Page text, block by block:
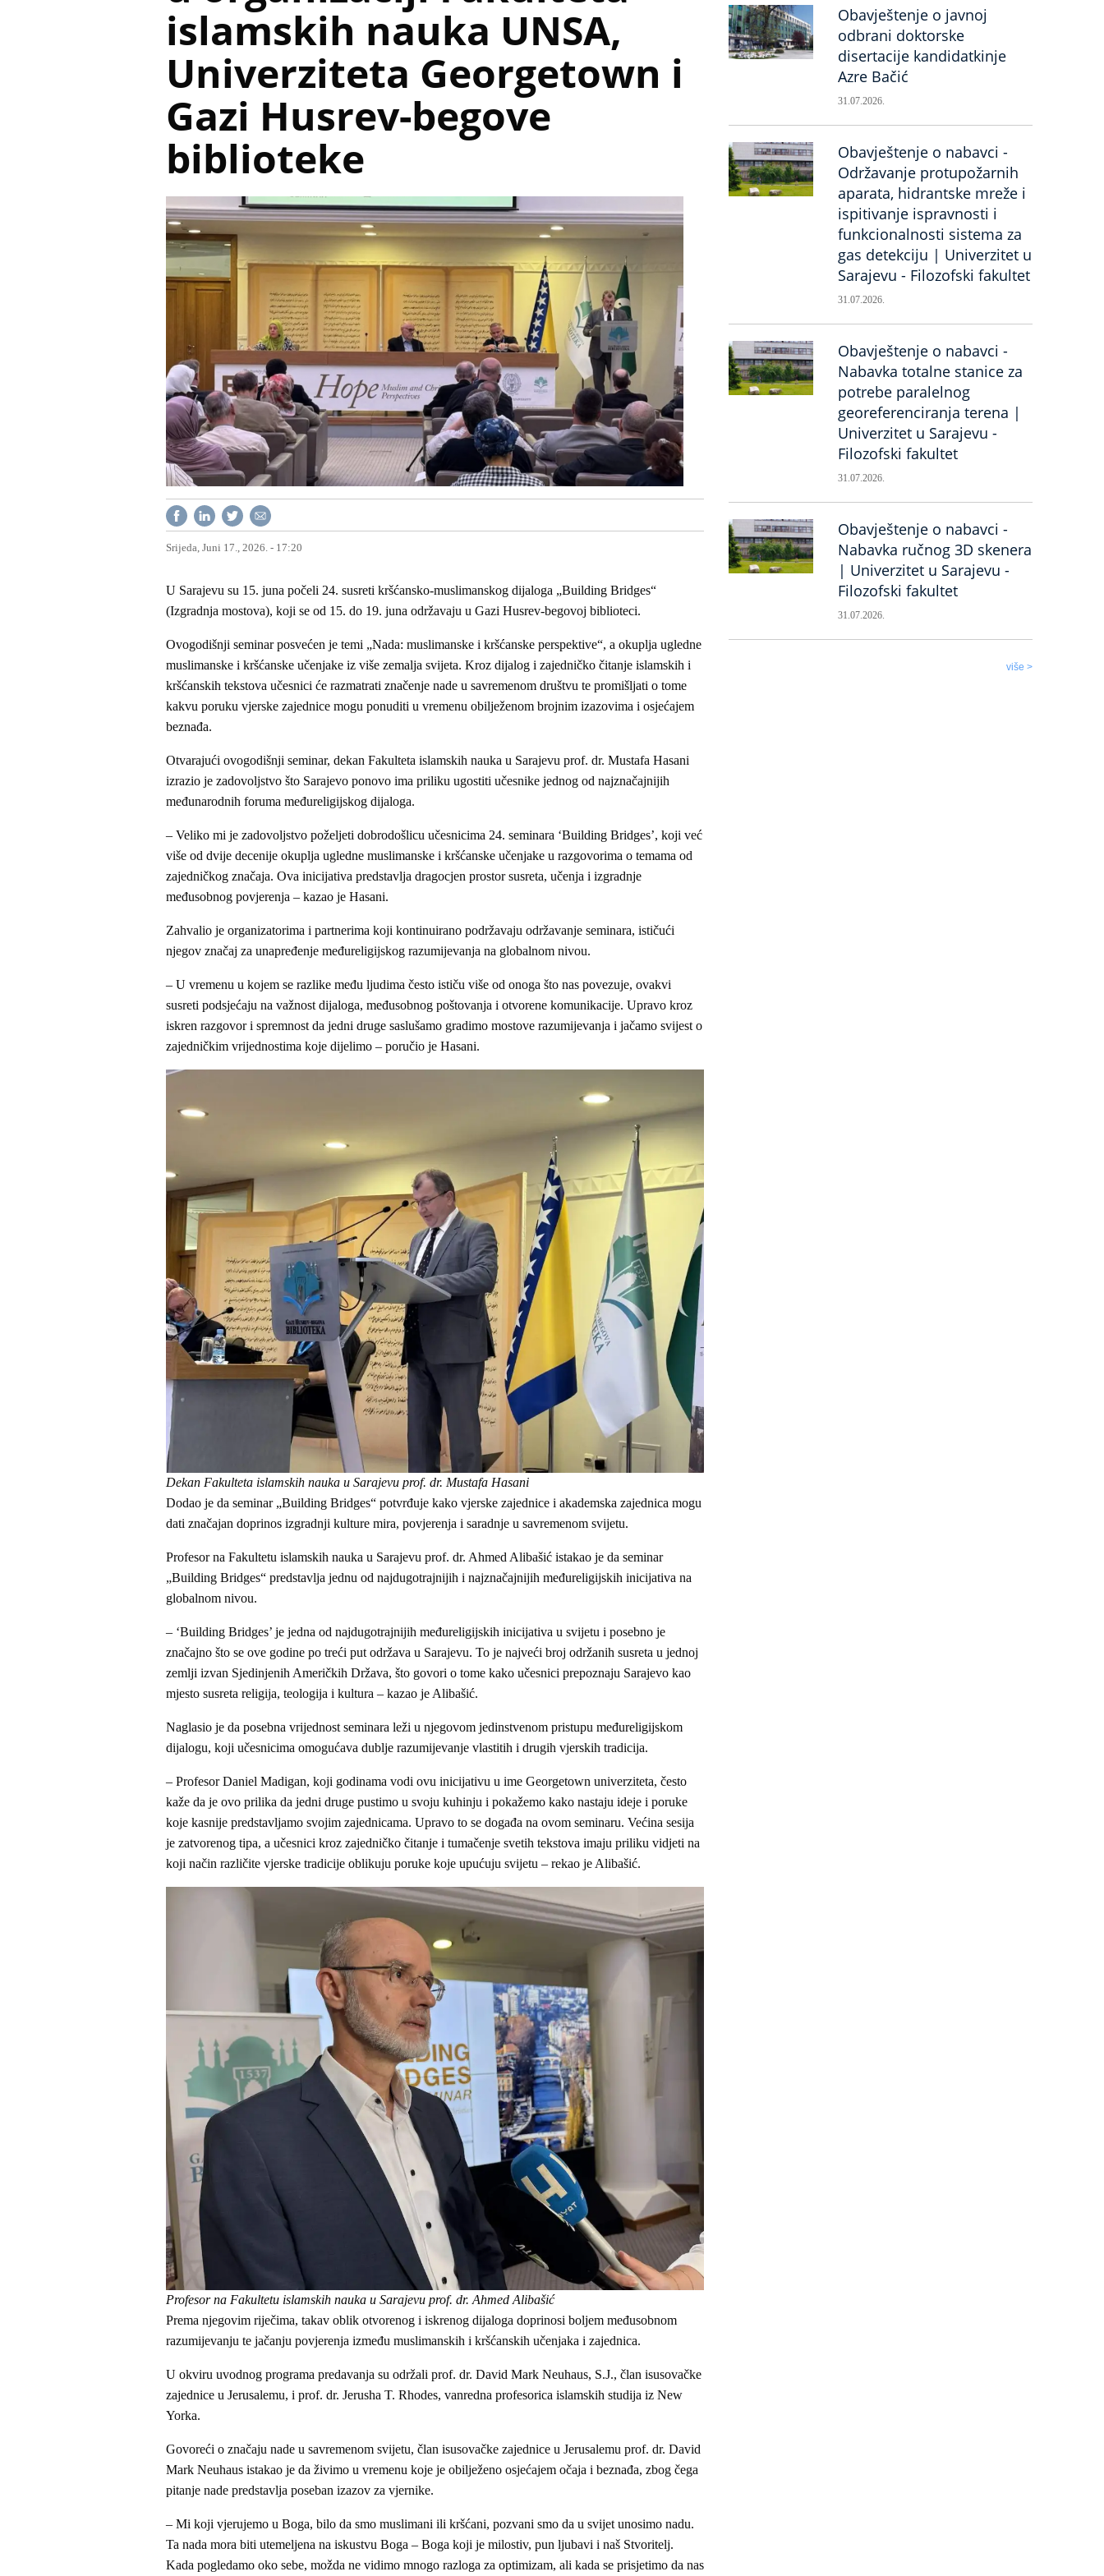
islamskih nauka UNSA,
Univerziteta Georgetown i
Gazi Husrev-begove
biblioteke
Srijeda, Juni 17., 2026. - 17:20
U Sarajevu su 15. juna počeli 24. susreti kršćansko-muslimanskog dijaloga „Building Bridges“
(Izgradnja mostova), koji se od 15. do 19. juna održavaju u Gazi Husrev-begovoj biblioteci.
Ovogodišnji seminar posvećen je temi „Nada: muslimanske i kršćanske perspektive“, a okuplja ugledne
muslimanske i kršćanske učenjake iz više zemalja svijeta. Kroz dijalog i zajedničko čitanje islamskih i
kršćanskih tekstova učesnici će razmatrati značenje nade u savremenom društvu te promišljati o tome
kakvu poruku vjerske zajednice mogu ponuditi u vremenu obilježenom brojnim izazovima i osjećajem
beznađa.
Otvarajući ovogodišnji seminar, dekan Fakulteta islamskih nauka u Sarajevu prof. dr. Mustafa Hasani
izrazio je zadovoljstvo što Sarajevo ponovo ima priliku ugostiti učesnike jednog od najznačajnijih
međunarodnih foruma međureligijskog dijaloga.
– Veliko mi je zadovoljstvo poželjeti dobrodošlicu učesnicima 24. seminara ‘Building Bridges’, koji već
više od dvije decenije okuplja ugledne muslimanske i kršćanske učenjake u razgovorima o temama od
zajedničkog značaja. Ova inicijativa predstavlja dragocjen prostor susreta, učenja i izgradnje
međusobnog povjerenja – kazao je Hasani.
Zahvalio je organizatorima i partnerima koji kontinuirano podržavaju održavanje seminara, ističući
njegov značaj za unapređenje međureligijskog razumijevanja na globalnom nivou.
– U vremenu u kojem se razlike među ljudima često ističu više od onoga što nas povezuje, ovakvi
susreti podsjećaju na važnost dijaloga, međusobnog poštovanja i otvorene komunikacije. Upravo kroz
iskren razgovor i spremnost da jedni druge saslušamo gradimo mostove razumijevanja i jačamo svijest o
zajedničkim vrijednostima koje dijelimo – poručio je Hasani.
Dekan Fakulteta islamskih nauka u Sarajevu prof. dr. Mustafa Hasani
Dodao je da seminar „Building Bridges“ potvrđuje kako vjerske zajednice i akademska zajednica mogu
dati značajan doprinos izgradnji kulture mira, povjerenja i saradnje u savremenom svijetu.
Profesor na Fakultetu islamskih nauka u Sarajevu prof. dr. Ahmed Alibašić istakao je da seminar
„Building Bridges“ predstavlja jednu od najdugotrajnijih i najznačajnijih međureligijskih inicijativa na
globalnom nivou.
– ‘Building Bridges’ je jedna od najdugotrajnijih međureligijskih inicijativa u svijetu i posebno je
značajno što se ove godine po treći put održava u Sarajevu. To je najveći broj održanih susreta u jednoj
zemlji izvan Sjedinjenih Američkih Država, što govori o tome kako učesnici prepoznaju Sarajevo kao
mjesto susreta religija, teologija i kultura – kazao je Alibašić.
Naglasio je da posebna vrijednost seminara leži u njegovom jedinstvenom pristupu međureligijskom
dijalogu, koji učesnicima omogućava dublje razumijevanje vlastitih i drugih vjerskih tradicija.
– Profesor Daniel Madigan, koji godinama vodi ovu inicijativu u ime Georgetown univerziteta, često
kaže da je ovo prilika da jedni druge pustimo u svoju kuhinju i pokažemo kako nastaju ideje i poruke
koje kasnije predstavljamo svojim zajednicama. Upravo to se događa na ovom seminaru. Većina sesija
je zatvorenog tipa, a učesnici kroz zajedničko čitanje i tumačenje svetih tekstova imaju priliku vidjeti na
koji način različite vjerske tradicije oblikuju poruke koje upućuju svijetu – rekao je Alibašić.
Profesor na Fakultetu islamskih nauka u Sarajevu prof. dr. Ahmed Alibašić
Prema njegovim riječima, takav oblik otvorenog i iskrenog dijaloga doprinosi boljem međusobnom
razumijevanju te jačanju povjerenja između muslimanskih i kršćanskih učenjaka i zajednica.
U okviru uvodnog programa predavanja su održali prof. dr. David Mark Neuhaus, S.J., član isusovačke
zajednice u Jerusalemu, i prof. dr. Jerusha T. Rhodes, vanredna profesorica islamskih studija iz New
Yorka.
Govoreći o značaju nade u savremenom svijetu, član isusovačke zajednice u Jerusalemu prof. dr. David
Mark Neuhaus istakao je da živimo u vremenu koje je obilježeno osjećajem očaja i beznađa, zbog čega
pitanje nade predstavlja poseban izazov za vjernike.
– Mi koji vjerujemo u Boga, bilo da smo muslimani ili kršćani, pozvani smo da u svijet unosimo nadu.
Ta nada mora biti utemeljena na iskustvu Boga – Boga koji je milostiv, pun ljubavi i naš Stvoritelj.
Kada pogledamo oko sebe, možda ne vidimo mnogo razloga za optimizam, ali kada se prisjetimo da nas
Obavještenje o javnoj
odbrani doktorske
disertacije kandidatkinje
Azre Bačić
31.07.2026.
Obavještenje o nabavci -
Održavanje protupožarnih
aparata, hidrantske mreže i
ispitivanje ispravnosti i
funkcionalnosti sistema za
gas detekciju | Univerzitet u
Sarajevu - Filozofski fakultet
31.07.2026.
Obavještenje o nabavci -
Nabavka totalne stanice za
potrebe paralelnog
georeferenciranja terena |
Univerzitet u Sarajevu -
Filozofski fakultet
31.07.2026.
Obavještenje o nabavci -
Nabavka ručnog 3D skenera
| Univerzitet u Sarajevu -
Filozofski fakultet
31.07.2026.
više >